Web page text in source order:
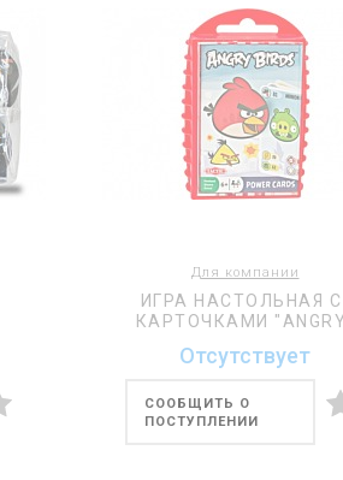
Для компании
ИГРА НАСТОЛЬНАЯ С
КАРТОЧКАМИ
Отсутствует
СООБЩИТЬ О
ПОСТУПЛЕНИИ